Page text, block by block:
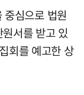
심으로 법원
서를 받고 있
회를 예고한 상